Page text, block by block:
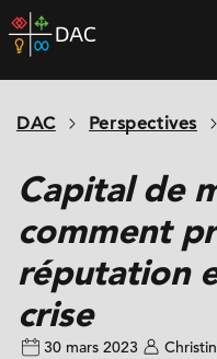
Skip
to
home
DAC Perspectives
Capital de
comment
réputation
crise
30 mars 2023